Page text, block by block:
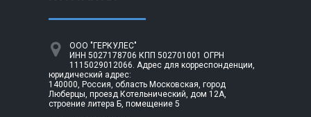
ООО "ГЕРКУЛЕС"
ИНН 5027178706 КПП 502701001 ОГРН
1115029012066. Адрес для корреспонденции,
юридический адрес:
140000, Россия, область Московская, город
Люберцы, проезд Котельнический, дом 12А,
строение литера Б, помещение 5